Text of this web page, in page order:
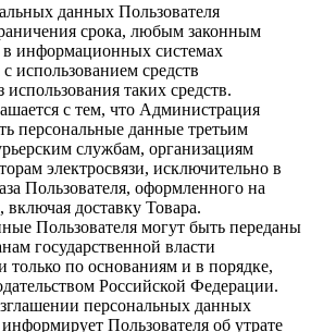
данных Пользователя
срока, любым законным
в информационных системах
использованием средств
таких средств.
с тем, что Администрация
персональные данные третьим
службам, организациям
электросвязи, исключительно в
Пользователя, оформленного на
доставку Товара.
Пользователя могут быть переданы
государственной власти
только по основаниям и в порядке,
Российской Федерации.
персональных данных
Пользователя об утрате